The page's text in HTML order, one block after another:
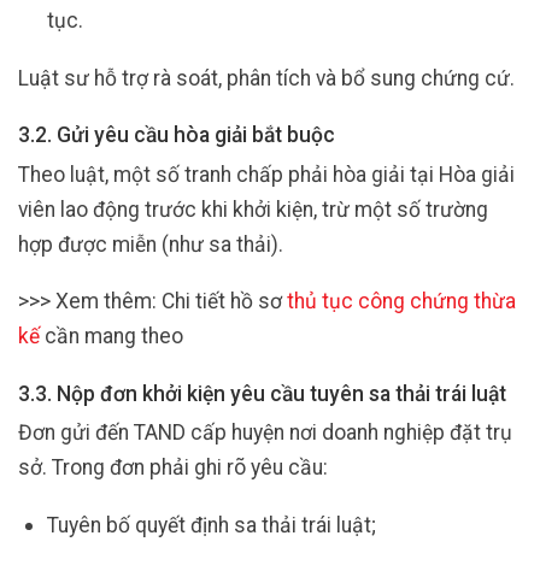
tục.
Luật sư hỗ trợ rà soát, phân tích và bổ sung chứng cứ.
3.2. Gửi yêu cầu hòa giải bắt buộc
Theo luật, một số tranh chấp phải hòa giải tại Hòa giải
viên lao động trước khi khởi kiện, trừ một số trường
hợp được miễn (như sa thải).
>>> Xem thêm: Chi tiết hồ sơ thủ tục công chứng thừa
kế cần mang theo
3.3. Nộp đơn khởi kiện yêu cầu tuyên sa thải trái luật
Đơn gửi đến TAND cấp huyện nơi doanh nghiệp đặt trụ
sở. Trong đơn phải ghi rõ yêu cầu:
Tuyên bố quyết định sa thải trái luật;